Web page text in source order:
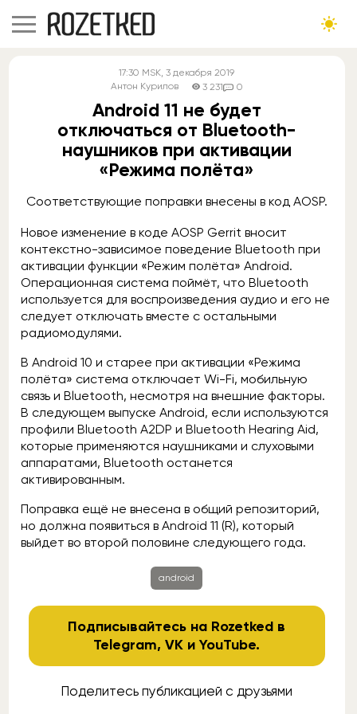
17:30 MSK, 3 декабря 2019
Антон Курилов
3 231 0
Android 11 не будет
отключаться от Bluetooth-
наушников при активации
«Режима полёта»
Соответствующие поправки внесены в код AOSP.
Новое изменение в коде AOSP Gerrit вносит
контекстно-зависимое поведение Bluetooth при
активации функции «Режим полёта» Android.
Операционная система поймёт, что Bluetooth
используется для воспроизведения аудио и его не
следует отключать вместе с остальными
радиомодулями.
В Android 10 и старее при активации «Режима
полёта» система отключает Wi-Fi, мобильную
связь и Bluetooth, несмотря на внешние факторы.
В следующем выпуске Android, если используются
профили Bluetooth A2DP и Bluetooth Hearing Aid,
которые применяются наушниками и слуховыми
аппаратами, Bluetooth останется
активированным.
Поправка ещё не внесена в общий репозиторий,
но должна появиться в Android 11 (R), который
выйдет во второй половине следующего года.
android
Подписывайтесь на Rozetked в
Telegram,VK иYouTube.
Поделитесь публикацией с друзьями